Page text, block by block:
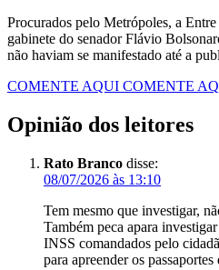
Procurados pelo Metrópoles, a
gabinete do senador Flávio
não haviam se manifestado até a
COMENTE AQUI COMENTE
Opinião dos leitores
Rato Branco disse:
08/07/2026 às 13:10
Tem mesmo que investigar,
Também peca apara
INSS comandados pelo
para apreender os passaportes